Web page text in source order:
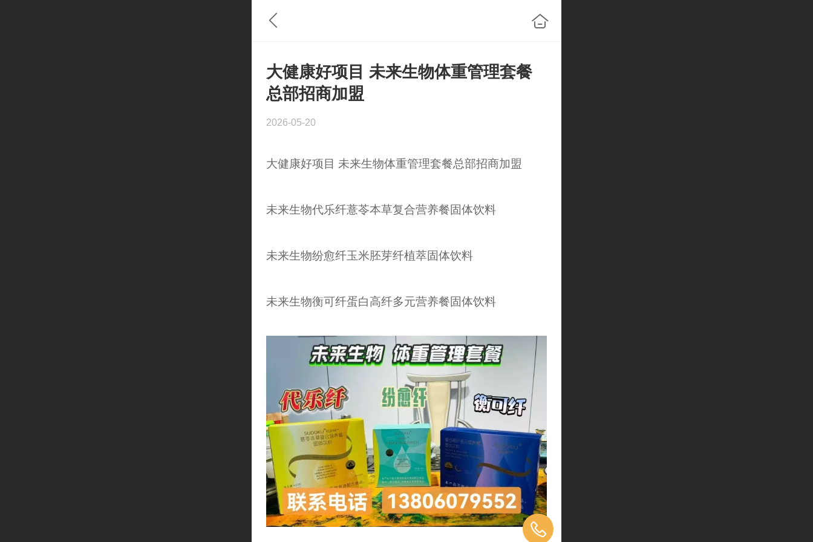
大健康好项目 未来生物体重管理套餐
总部招商加盟
2026-05-20
大健康好项目 未来生物体重管理套餐总部招商加盟
未来生物代乐纤薏苓本草复合营养餐固体饮料
未来生物纷愈纤玉米胚芽纤植萃固体饮料
未来生物衡可纤蛋白高纤多元营养餐固体饮料